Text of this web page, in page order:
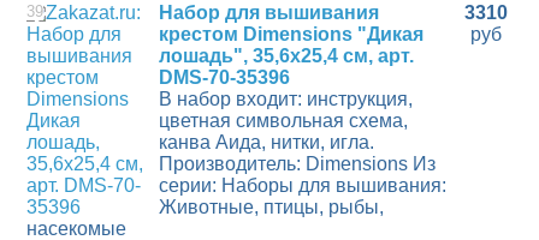
39
Набор для вышивания
крестом Dimensions "Дикая
лошадь", 35,6x25,4 см, арт.
DMS-70-35396
В набор входит: инструкция,
цветная символьная схема,
канва Aида, нитки, игла.
Производитель: Dimensions Из
серии: Наборы для вышивания:
Животные, птицы, рыбы,
насекомые
3310
руб